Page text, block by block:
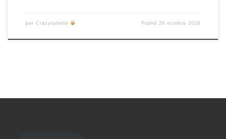
par Crazytadelle Publié 28 octobre 2024